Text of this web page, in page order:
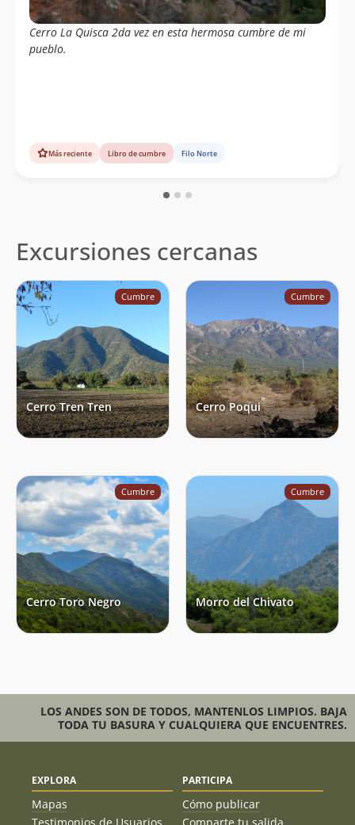
Cerro La Quisca 2da vez en esta hermosa cumbre de mi
pueblo.
Más reciente Libro de cumbre Filo Norte
Excursiones cercanas
Cumbre
Cerro Tren Tren
Cumbre
Cerro Poqui
Cumbre
Cerro Toro Negro
Cumbre
Morro del Chivato
LOS ANDES SON DE TODOS, MANTENLOS LIMPIOS. BAJA
TODA TU BASURA Y CUALQUIERA QUE ENCUENTRES.
EXPLORA
Mapas
PARTICIPA
Cómo publicar